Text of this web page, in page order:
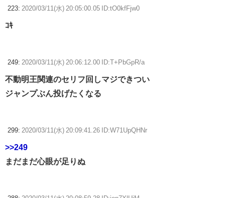
223: 2020/03/11(水) 20:05:00.05 ID:tO0kfFjw0
ｺｷ
249: 2020/03/11(水) 20:06:12.00 ID:T+PbGpR/a
不動明王関連のセリフ回しマジできつい
ジャンプぶん投げたくなる
299: 2020/03/11(水) 20:09:41.26 ID:W71UpQHNr
>>249
まだまだ心眼が足りぬ